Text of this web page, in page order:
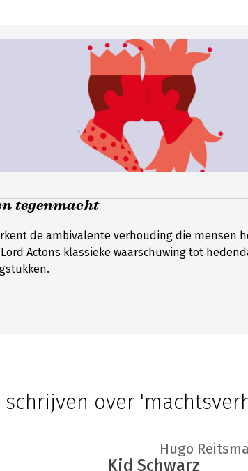
tegenmacht
de ambivalente verhouding die mensen
Actons klassieke waarschuwing tot
over
Kid Schwarz
Hugo Reitsma